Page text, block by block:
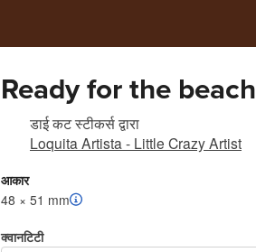
Ready for the beach
डाई कट स्टीकर्सद्वारा
Loquita Artista - Little Crazy Artist
आकार
48 × 51 mm
क्वानटिटी